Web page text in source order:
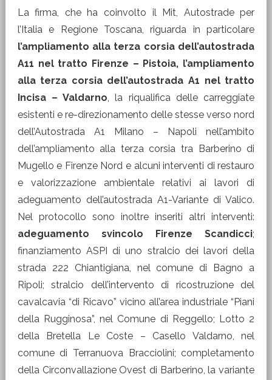
La firma, che ha coinvolto il Mit, Autostrade per
l’Italia e Regione Toscana, riguarda in particolare
l’ampliamento alla terza corsia dell’autostrada
A11 nel tratto Firenze – Pistoia, l’ampliamento
alla terza corsia dell’autostrada A1 nel tratto
Incisa – Valdarno , la riqualifica delle carreggiate
esistenti e re-direzionamento delle stesse verso nord
dell’Autostrada A1 Milano – Napoli nell’ambito
dell’ampliamento alla terza corsia tra Barberino di
Mugello e Firenze Nord e alcuni interventi di restauro
e valorizzazione ambientale relativi ai lavori di
adeguamento dell’autostrada A1-Variante di Valico.
Nel protocollo sono inoltre inseriti altri interventi:
adeguamento svincolo Firenze Scandicci;
finanziamento ASPI di uno stralcio dei lavori della
strada 222 Chiantigiana, nel comune di Bagno a
Ripoli; stralcio dell’intervento di ricostruzione del
cavalcavia “di Ricavo” vicino all’area industriale “Piani
della Rugginosa”, nel Comune di Reggello; Lotto 2
della Bretella Le Coste – Casello Valdarno, nel
comune di Terranuova Bracciolini; completamento
della Circonvallazione Ovest di Barberino, la variante